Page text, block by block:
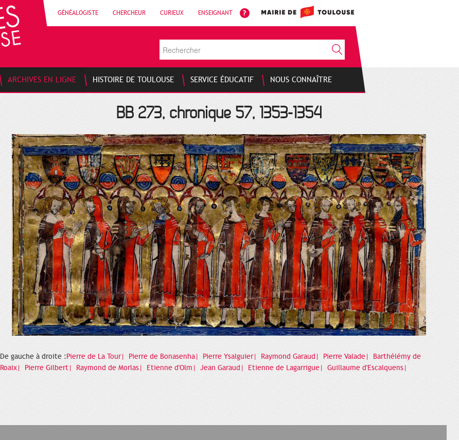
GÉNÉALOGISTE CHERCHEUR CURIEUX ENSEIGNANT
ARCHIVES EN LIGNE HISTOIRE DE TOULOUSE SERVICE ÉDUCATIF NOUS CONNAÎTRE
BB 273, chronique 57, 1353-1354
De gauche à droite :Pierre de La Tour| Pierre de Bonasenha| Pierre Ysalguier| Raymond Garaud| Pierre Valade|
Barthélémy de
Roaix|
Pierre Gilbert| Raymond de Morlas| Etienne d'Olm| Jean Garaud| Etienne de Lagarrigue| Guillaume d'Escalquens|